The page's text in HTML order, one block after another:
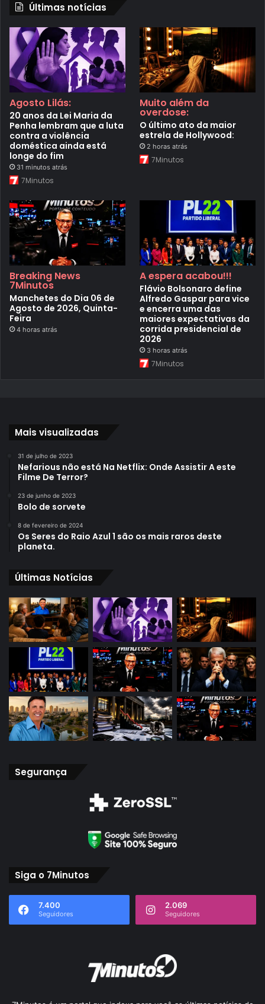
Últimas notícias
Agosto Lilás:
20 anos da Lei Maria da
Penha lembram que a luta
contra a violência
doméstica ainda está
longe do fim
31 minutos atrás
7Minutos
Muito além da
overdose:
O último ato da maior
estrela de Hollywood:
2 horas atrás
7Minutos
Breaking News
7Minutos
Manchetes do Dia 06 de
Agosto de 2026, Quinta-
Feira
4 horas atrás
A espera acabou!!!
Flávio Bolsonaro define
Alfredo Gaspar para vice
e encerra uma das
maiores expectativas da
corrida presidencial de
2026
3 horas atrás
7Minutos
Mais visualizadas
31 de julho de 2023
Nefarious não está Na Netflix: Onde Assistir A este
Filme De Terror?
23 de junho de 2023
Bolo de sorvete
8 de fevereiro de 2024
Os Seres do Raio Azul 1 são os mais raros deste
planeta.
Últimas Notícias
Segurança
Siga o 7Minutos
7.400
Seguidores
2.069
Seguidores